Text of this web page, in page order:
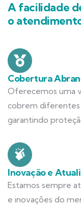
A facilidade
o
Cobertura
Oferecemos uma
cobrem diferentes
garantindo
Inovação e
Estamos sempre
e inovações do